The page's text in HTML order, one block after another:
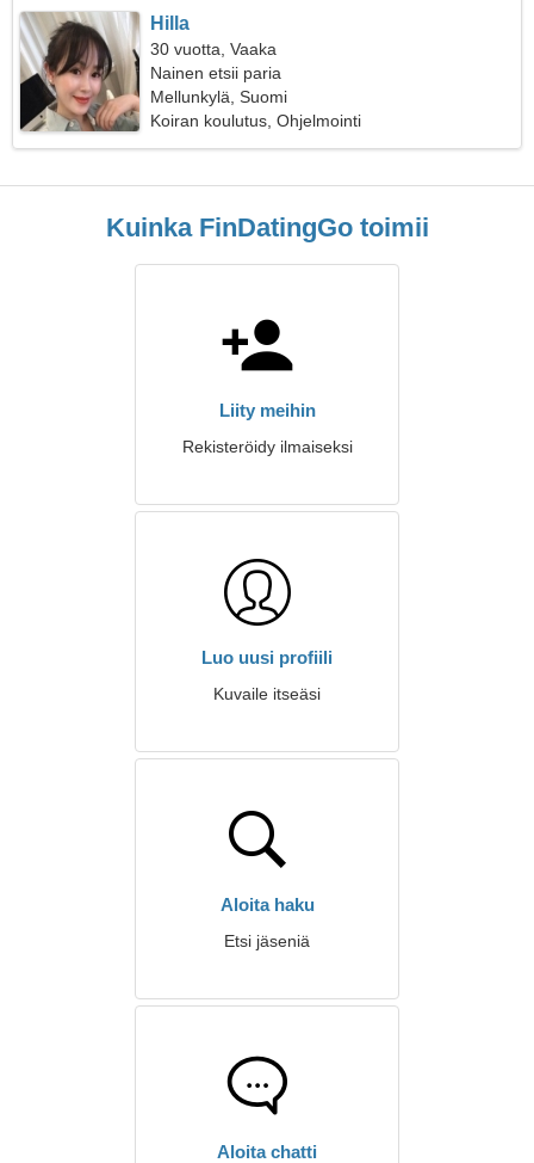
Hilla
30 vuotta, Vaaka
Nainen etsii paria
Mellunkylä, Suomi
Koiran koulutus, Ohjelmointi
Kuinka FinDatingGo toimii
Liity meihin
Rekisteröidy ilmaiseksi
Luo uusi profiili
Kuvaile itseäsi
Aloita haku
Etsi jäseniä
Aloita chatti